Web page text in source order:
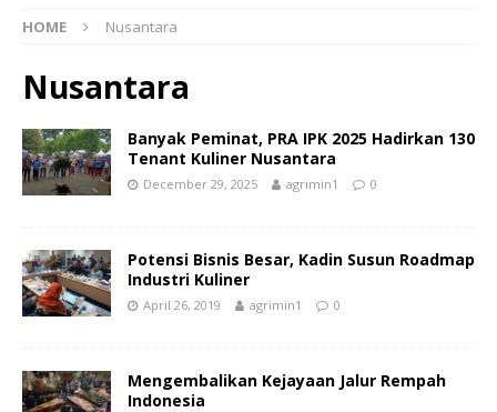
HOME Nusantara
Nusantara
Banyak Peminat, PRA IPK 2025 Hadirkan 130
Tenant Kuliner Nusantara
December 29, 2025 agrimin1 0
Potensi Bisnis Besar, Kadin Susun Roadmap
Industri Kuliner
April 26, 2019 agrimin1 0
Mengembalikan Kejayaan Jalur Rempah
Indonesia